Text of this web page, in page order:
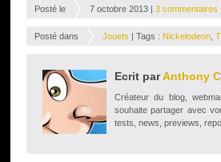
Posté le 7 octobre 2013 | 3 commentaires
Posté dans Jouets | Tags : Nickelodeon
Ecrit parAnthony
Créateur du blog,
souhaite partager avec
tests, news, previews,